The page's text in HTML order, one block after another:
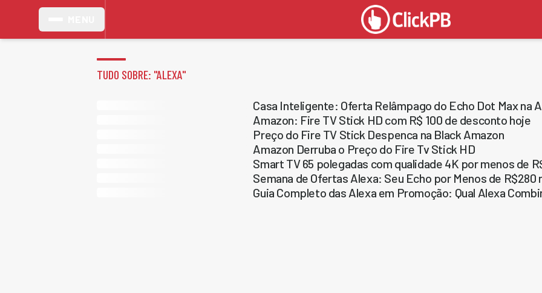
TUDO SOBRE: "ALEXA"
Casa Inteligente: Oferta Relâmpago do Echo Dot Max na
Amazon: Fire TV Stick HD com R$ 100 de desconto hoje
Preço do Fire TV Stick Despenca na Black Amazon
Amazon Derruba o Preço do Fire Tv Stick HD
Smart TV 65 polegadas com qualidade 4K por menos de
Semana de Ofertas Alexa: Seu Echo por Menos de R$280
Guia Completo das Alexa em Promoção: Qual Alexa